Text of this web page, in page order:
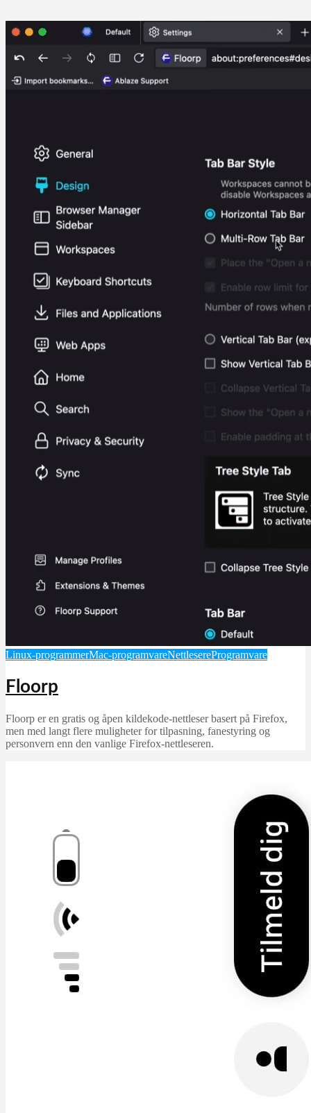
Linux-programmerMac-programvareNettlesereProgramvare
Floorp
Floorp er en gratis og åpen kildekode-nettleser basert på Firefox,
men med langt flere muligheter for tilpasning, fanestyring og
personvern enn den vanlige Firefox-nettleseren.